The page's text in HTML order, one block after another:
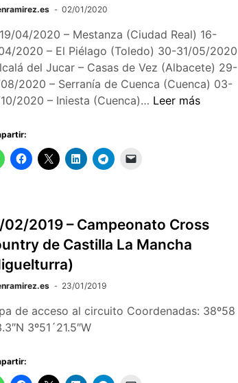
–
Toledo)
02/01/2020
04/2020 – Mestanza (Ciudad Real) 16-
2020 – El Piélago (Toledo) 30-31/05/2020
del Jucar – Casas de Vez (Albacete) 29-
2020 – Serranía de Cuenca (Cuenca) 03-
2020 – Iniesta (Cuenca)… Calendario
Mancha
de
Orientación
Leer más
02/2019 – Campeonato Cross
de Castilla La Mancha
23/01/2019
de acceso al circuito Coordenadas: 38º58
3º51´21.5″W